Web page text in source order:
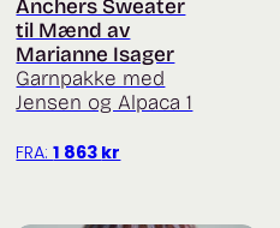
Anchers Sweater
til Mænd av
Marianne Isager
Garnpakke med
Jensen og Alpaca 1
FRA:1 863 kr